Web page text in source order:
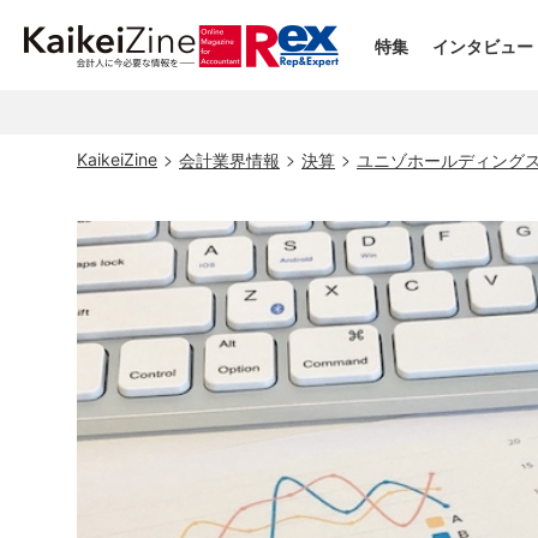
特集 インタビュー
KaikeiZine 会計業界情報 決算 ユニゾホールディング